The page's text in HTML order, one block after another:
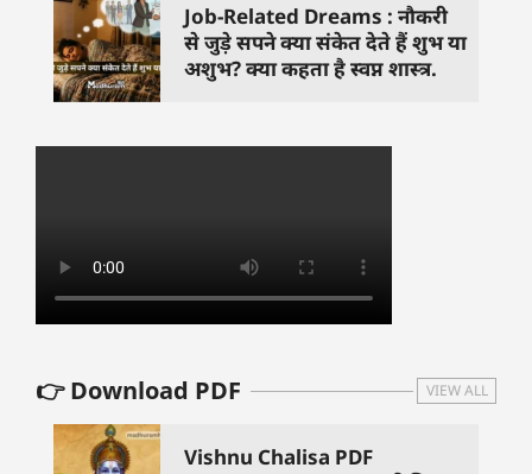
Job-Related Dreams : नौकरी
से जुड़े सपने क्या संकेत देते हैं शुभ या
अशुभ? क्या कहता है स्वप्न शास्त्र.
👉 Download PDF VIEW ALL
Vishnu Chalisa PDF